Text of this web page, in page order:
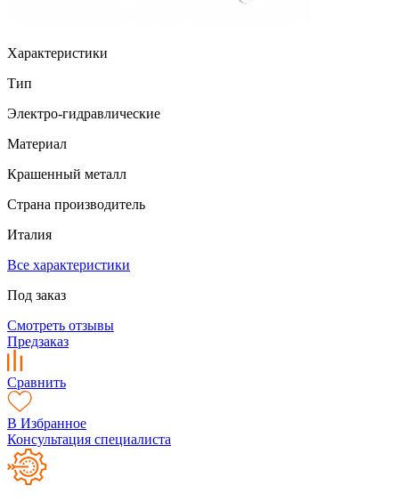
Характеристики
Тип
Электро-гидравлические
Материал
Крашенный металл
Страна производитель
Италия
Все характеристики
Под заказ
Смотреть отзывы
Предзаказ
Сравнить
В Избранное
Консультация специалиста